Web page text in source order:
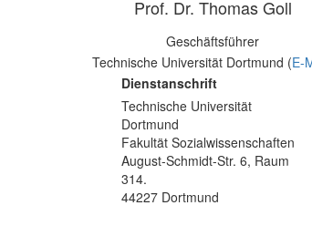
Prof. Dr. Thomas Goll
Geschäftsführer
Technische Universität Dortmund (E-
Dienstanschrift
Technische Universität
Dortmund
Fakultät Sozialwissenschaften
August-Schmidt-Str. 6, Raum
314.
44227 Dortmund